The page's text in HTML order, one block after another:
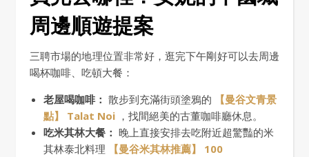
周邊順遊提案
三聘市場的地理位置非常好，逛完下午剛好可以去周邊
喝杯咖啡、吃頓大餐：
老屋喝咖啡： 散步到充滿街頭塗鴉的
【曼谷文青景
點】 Talat Noi ，找間絕美的古董咖啡廳休息。
吃米其林大餐： 晚上直接安排去吃附近超驚豔的米
其林泰北料理
【曼谷米其林推薦】 100